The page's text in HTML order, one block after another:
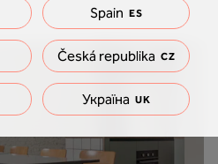
Spain ES
Česká republika CZ
Україна UK